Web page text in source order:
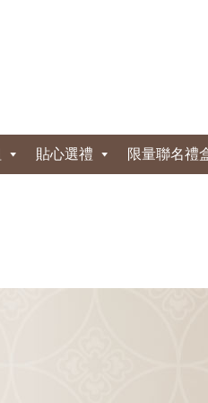
貼心選禮 限量聯名禮